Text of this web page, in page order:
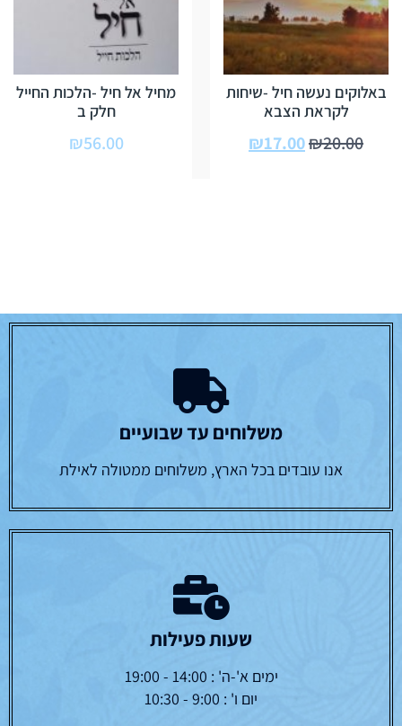
באלוקים נעשה חיל -שיחות
לקראת הצבא
₪20.00
₪17.00
מחיל אל חיל -הלכות החייל
חלק ב
₪56.00
משלוחים עד שבועיים
אנו עובדים בכל הארץ, משלוחים ממטולה לאילת
שעות פעילות
ימים א'-ה' : 14:00 - 19:00
יום ו' : 9:00 - 10:30